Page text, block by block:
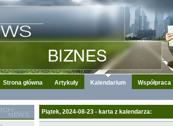
Strona główna Artykuły Kalendarium Współpraca
Piątek, 2024-08-23 - karta z kalendarza: